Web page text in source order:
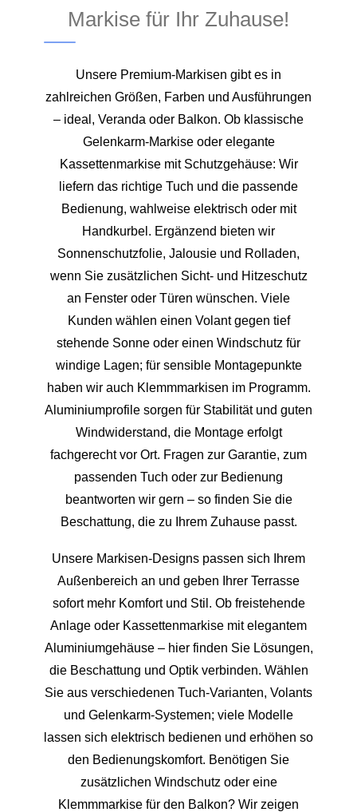
Markise für Ihr Zuhause!
Unsere Premium-Markisen gibt es in
zahlreichen Größen, Farben und Ausführungen
– ideal, Veranda oder Balkon. Ob klassische
Gelenkarm-Markise oder elegante
Kassettenmarkise mit Schutzgehäuse: Wir
liefern das richtige Tuch und die passende
Bedienung, wahlweise elektrisch oder mit
Handkurbel. Ergänzend bieten wir
Sonnenschutzfolie, Jalousie und Rolladen,
wenn Sie zusätzlichen Sicht- und Hitzeschutz
an Fenster oder Türen wünschen. Viele
Kunden wählen einen Volant gegen tief
stehende Sonne oder einen Windschutz für
windige Lagen; für sensible Montagepunkte
haben wir auch Klemmmarkisen im Programm.
Aluminiumprofile sorgen für Stabilität und guten
Windwiderstand, die Montage erfolgt
fachgerecht vor Ort. Fragen zur Garantie, zum
passenden Tuch oder zur Bedienung
beantworten wir gern – so finden Sie die
Beschattung, die zu Ihrem Zuhause passt.
Unsere Markisen-Designs passen sich Ihrem
Außenbereich an und geben Ihrer Terrasse
sofort mehr Komfort und Stil. Ob freistehende
Anlage oder Kassettenmarkise mit elegantem
Aluminiumgehäuse – hier finden Sie Lösungen,
die Beschattung und Optik verbinden. Wählen
Sie aus verschiedenen Tuch-Varianten, Volants
und Gelenkarm-Systemen; viele Modelle
lassen sich elektrisch bedienen und erhöhen so
den Bedienungskomfort. Benötigen Sie
zusätzlichen Windschutz oder eine
Klemmmarkise für den Balkon? Wir zeigen